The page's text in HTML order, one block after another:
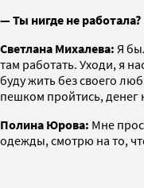
— Ты нигде не работала?
Светлана Михалева: Я
там работать. Уходи, я
буду жить без своего
пешком пройтись, денег
Полина Юрова: Мне
одежды, смотрю на то,